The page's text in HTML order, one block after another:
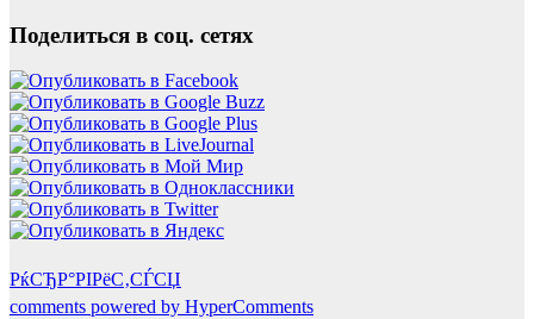
Поделиться в соц. сетях
РќСЂР°РІРёС‚СЃСЏ
comments powered by HyperComments